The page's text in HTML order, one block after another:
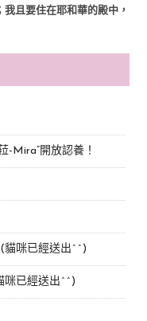
且要住在耶和華的殿中，
-Mira”開放認養！
貓咪已經送出^^)
咪已經送出^^)